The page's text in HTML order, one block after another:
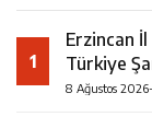
1
Erzincan
Türkiye
8 Ağustos 2026-